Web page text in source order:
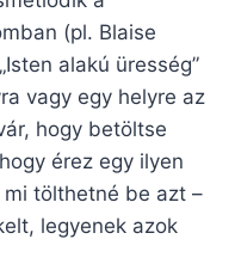
(pl. Blaise
alakú üresség”
vagy egy helyre az
hogy betöltse
érez egy ilyen
tölthetné be azt –
legyenek azok